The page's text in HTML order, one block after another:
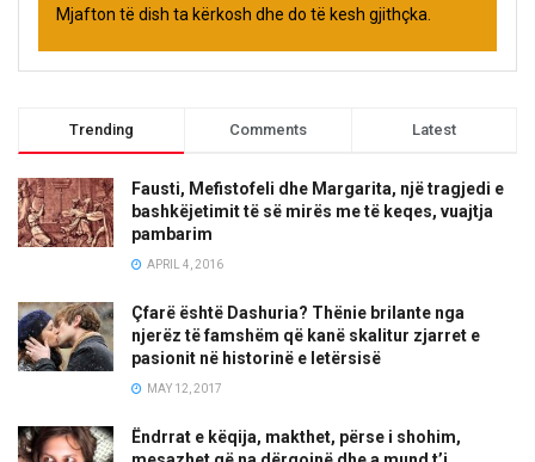
Mjafton të dish ta kërkosh dhe do të kesh gjithçka.
Trending Comments Latest
Fausti, Mefistofeli dhe Margarita, një tragjedi e
bashkëjetimit të së mirës me të keqes, vuajtja
pambarim
APRIL 4, 2016
Çfarë është Dashuria? Thënie brilante nga
njerëz të famshëm që kanë skalitur zjarret e
pasionit në historinë e letërsisë
MAY 12, 2017
Ëndrrat e këqija, makthet, përse i shohim,